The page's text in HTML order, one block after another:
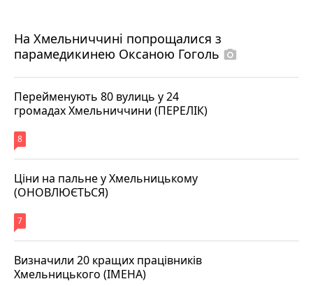
На Хмельниччині попрощалися з
парамедикинею Оксаною Гоголь photo_camera
Перейменують 80 вулиць у 24
громадах Хмельниччини (ПЕРЕЛІК)
8
Ціни на пальне у Хмельницькому
(ОНОВЛЮЄТЬСЯ)
7
Визначили 20 кращих працівників
Хмельницького (ІМЕНА)